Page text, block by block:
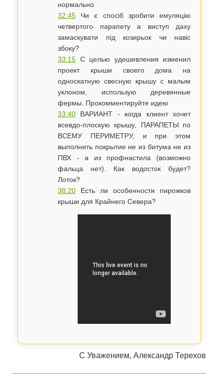
нормально
32:45 Чи є спосіб зробити емуляцію
четвертого парапету а виступ даху
замаскувати під козирьок чи навіс
збоку?
33:15 С целью удешевления изменил
проект крыши своего дома на
односкатную свесную крышу с малым
уклоном, использую деревянные
фермы. Прокомментируйте идею
33:40 ​ВАРИАНТ - когда клиент хочет
всевдо-плоскую крышу, ПАРАПЕТЫ по
ВСЕМУ ПЕРИМЕТРУ, и при этом
выполнить покрытие не из битума не из
ПВХ - а из профнастила (возможно
фальца нет). Как водосток будет?
Лоток?
38:20 Есть ли особенности пирожков
крыши для Крайнего Севера?
С Уважением, Александр Терехов